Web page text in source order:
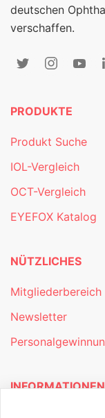
deutschen
verschaffen.
PRODUKTE
Produkt Suche
IOL-Vergleich
OCT-Vergleich
EYEFOX Katalog
NÜTZLICHES
Mitgliederbereich
Newsletter
INFORMATIONEN